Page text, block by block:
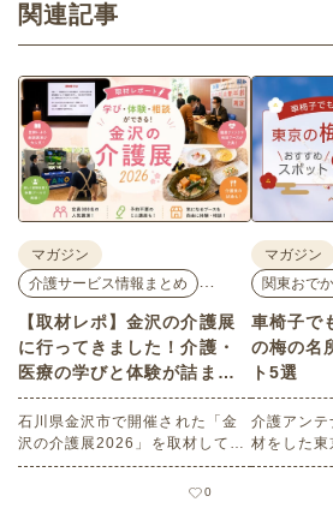
関連記事
マガジン
介護サービス情報まとめ
…
【取材レポ】金沢の介護展
に行ってきました！介護・
医療の学びと体験が詰まっ
た1日。
石川県金沢市で開催された「金
沢の介護展2026」を取材してき
ました。医師による人気講演か
ら、気軽に参加できるミニ講
0
マガジン
関東おで
車椅子で
の梅の名
ト5選
介護アン
材をした
めの梅の
す。見ど